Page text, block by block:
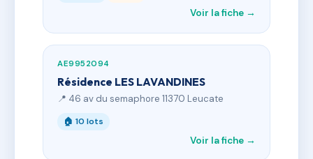
Voir la fiche →
AE9952094
Résidence LES LAVANDINES
📍 46 av du semaphore 11370 Leucate
🏠 10 lots
Voir la fiche →